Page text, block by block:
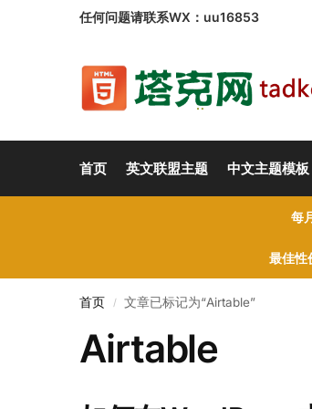
任何问题请联系WX：uu16853
首页 英文联盟主题 中文主题模板
每
最佳性
首页 / 文章已标记为“Airtable”
Airtable